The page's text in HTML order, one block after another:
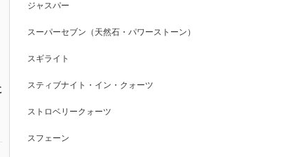
ジャスパー
スーパーセブン（天然石・パワーストーン）
スギライト
スティブナイト・イン・クォーツ
ストロベリークォーツ
スフェーン